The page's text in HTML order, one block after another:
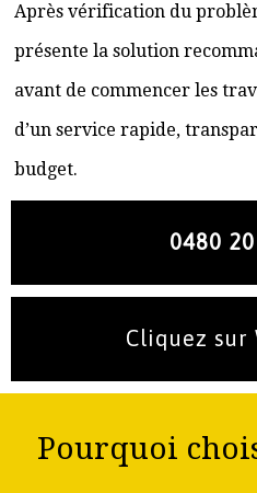
Après vérification du
présente la solution
avant de commencer les
d’un service rapide,
budget.
0480
Cliquez sur
Pourquoi